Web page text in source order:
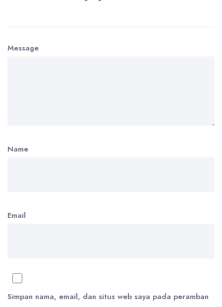
Message
Name
Email
Simpan nama, email, dan situs web saya pada peramban